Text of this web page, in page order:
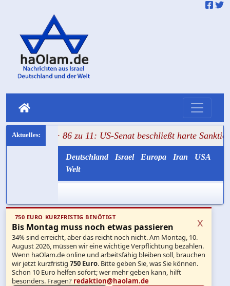
86 zu 11: US-Senat beschließt harte Sanktionen gegen
Deutschland Israel Europa Iran
USA
Welt
750 EURO KURZFRISTIG BENÖTIGT
Bis Montag muss noch etwas passieren
34% sind erreicht, aber das reicht noch nicht. Am Montag, 10.
August 2026, müssen wir eine wichtige Verpflichtung bezahlen.
Wenn haOlam.de online und arbeitsfähig bleiben soll, brauchen
wir jetzt kurzfristig750 Euro. Bitte geben Sie, was Sie können.
Schon 10 Euro helfen sofort; wer mehr geben kann, hilft
besonders. Fragen? redaktion@haolam.de
x